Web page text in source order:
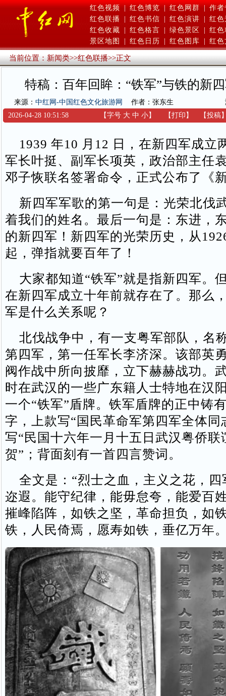
红色视频 | 红色博览 | 红色网群 | 作者
红色联播
红色书信 红色演讲
红色
红色收藏
红色格言 绿色景区
红色
景区地图
红色日历 红色图库 红色
当前位置：新闻类>>红色联播>>正文
特稿：百年回眸：“铁军”与铁的新
来源： 中红网-中国红色文化旅游网 作者：张东生
2026-04-28 10:51:58
【字号 大 中 小】 【打印 】 【投稿
1939 年10 月12 日，在新四军成立
军长叶挺、副军长项英，政治部主任
邓子恢联名签署命令，正式公布了《
新四军军歌的第一句是：光荣北伐
着我们的姓名。最后一句是：东进，
的新四军！新四军的光荣历史，从
起，弹指就要百年了！
大家都知道“铁军”就是指新四军。
在新四军成立十年前就存在了。那么
军是什么关系呢？
北伐战争中，有一支粤军部队，名
第四军，第一任军长李济深。该部英
阀作战中所向披靡，立下赫赫战功。
时在武汉的一些广东籍人士特地在汉
一个“铁军”盾牌。铁军盾牌的正中铸
字，上款写“国民革命军第四军全体同
写“民国十六年一月十五日武汉粤侨联
贺”；背面刻有一首四言赞词。
全文是：“烈士之血，主义之花，四
迩遐。能守纪律，能毋怠夸，能爱百
摧峰陷阵，如铁之坚，革命担负，如
铁，人民倚焉，愿寿如铁，垂亿万年